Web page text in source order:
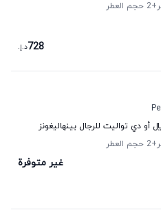
+2
حجم العطر
728د.إ.
أو دي تواليت للرجال بينهاليغونز
+2 حجم العطر
غير متوفرة